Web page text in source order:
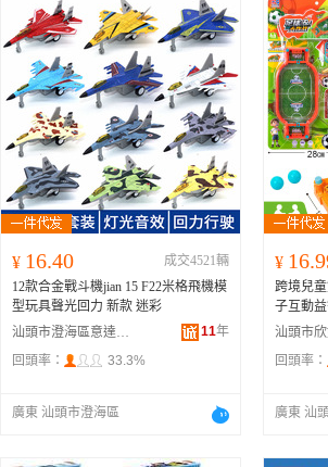
¥ 16.40
成交4521輛
12款合金戰斗機jian 15 F22米格飛機模
型玩具聲光回力 新款 迷彩
汕頭市澄海區意達鑫玩具工藝廠
11年
回頭率：
33.3%
廣東 汕頭市澄海區
¥
跨境兒
子互動
回頭率：
廣東 汕